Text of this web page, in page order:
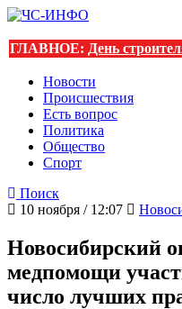
ГЛАВНОЕ: День
Новости
Происшествия
Есть вопрос
Политика
Общество
Спорт
Поиск
10 ноября / 12:07
Новосибирский
медпомощи
число лучших